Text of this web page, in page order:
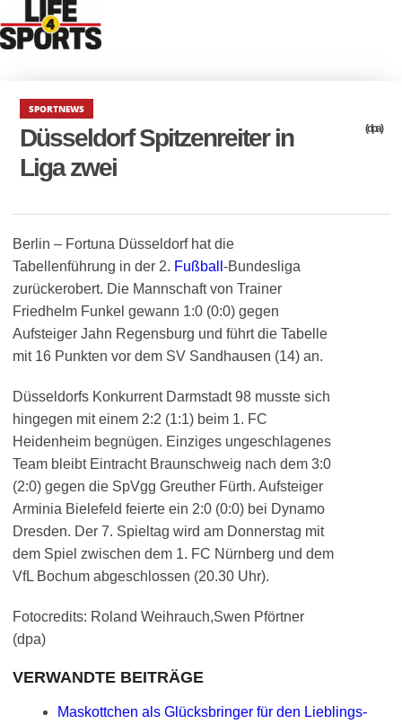
SPORTNEWS
Düsseldorf Spitzenreiter in
Liga zwei
(dpa)
Berlin – Fortuna Düsseldorf hat die
Tabellenführung in der 2. Fußball -Bundesliga
zurückerobert. Die Mannschaft von Trainer
Friedhelm Funkel gewann 1:0 (0:0) gegen
Aufsteiger Jahn Regensburg und führt die Tabelle
mit 16 Punkten vor dem SV Sandhausen (14) an.
Düsseldorfs Konkurrent Darmstadt 98 musste sich
hingegen mit einem 2:2 (1:1) beim 1. FC
Heidenheim begnügen. Einziges ungeschlagenes
Team bleibt Eintracht Braunschweig nach dem 3:0
(2:0) gegen die SpVgg Greuther Fürth. Aufsteiger
Arminia Bielefeld feierte ein 2:0 (0:0) bei Dynamo
Dresden. Der 7. Spieltag wird am Donnerstag mit
dem Spiel zwischen dem 1. FC Nürnberg und dem
VfL Bochum abgeschlossen (20.30 Uhr).
Fotocredits: Roland Weihrauch,Swen Pförtner
(dpa)
VERWANDTE BEITRÄGE
Maskottchen als Glücksbringer für den Lieblings-